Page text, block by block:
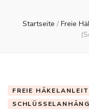
Startseite / Freie
FREIE